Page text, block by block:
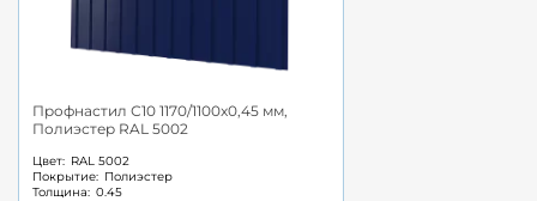
Профнастил С10 1170/1100x0,45 мм,
Полиэстер RAL 5002
Цвет: RAL 5002
Покрытие: Полиэстер
Толщина: 0.45